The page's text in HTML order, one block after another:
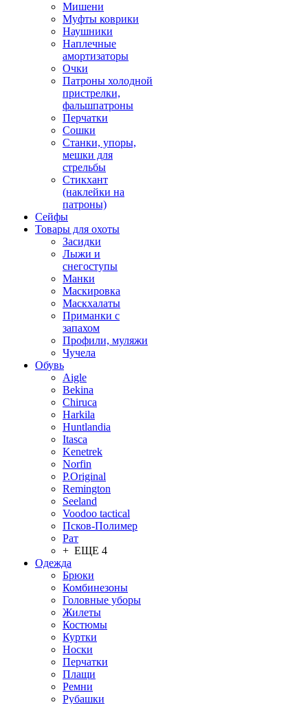
Мишени
Муфты коврики
Наушники
Наплечные
амортизаторы
Очки
Патроны холодной
пристрелки,
фальшпатроны
Перчатки
Сошки
Станки, упоры,
мешки для
стрельбы
Стикхант
(наклейки на
патроны)
Сейфы
Товары для охоты
Засидки
Лыжи и
снегоступы
Манки
Маскировка
Маскхалаты
Приманки с
запахом
Профили, муляжи
Чучела
Обувь
Aigle
Bekina
Chiruсa
Harkila
Huntlandia
Itasca
Kenetrek
Norfin
P.Original
Remington
Seeland
Voodoo tactical
Псков-Полимер
Рат
+ ЕЩЕ 4
Одежда
Брюки
Комбинезоны
Головные уборы
Жилеты
Костюмы
Куртки
Носки
Перчатки
Плащи
Ремни
Рубашки